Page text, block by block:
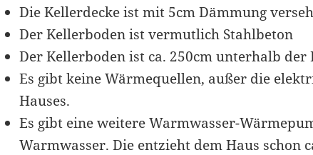
Die Kellerdecke ist mit 5cm Dämmung
Der Kellerboden ist vermutlich Stahlbeton
Der Kellerboden ist ca. 250cm unterhalb der
Es gibt keine Wärmequellen, außer die
Hauses.
Es gibt eine weitere Warmwasser-
Warmwasser. Die entzieht dem Haus schon